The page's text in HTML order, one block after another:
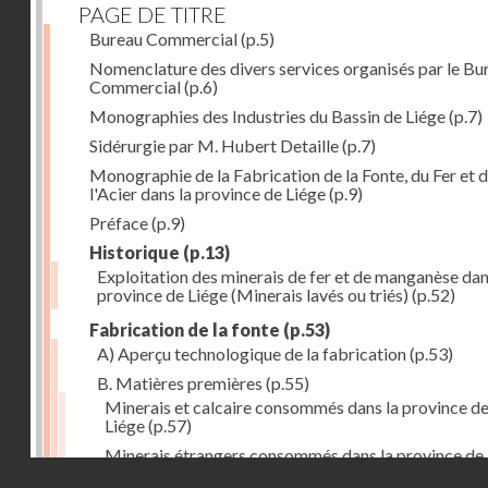
PAGE DE TITRE
Bureau Commercial(p.5)
Nomenclature des divers services organisés par le
Commercial(p.6)
Monographies des Industries du Bassin de Liége(p.7)
Sidérurgie par M. Hubert Detaille(p.7)
Monographie de la Fabrication de la Fonte, du Fer et
l'Acier dans la province de Liége(p.9)
Préface(p.9)
Historique (p.13)
Exploitation des minerais de fer et de manganèse
province de Liége (Minerais lavés ou triés) (p.52)
Fabrication de la fonte (p.53)
A) Aperçu technologique de la fabrication(p.53)
B. Matières premières (p.55)
Minerais et calcaire consommés dans la province de
Liége(p.57)
Minerais étrangers consommés dans la province de